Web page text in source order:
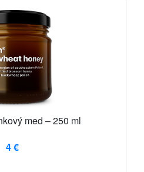
med – 250 ml
4 €